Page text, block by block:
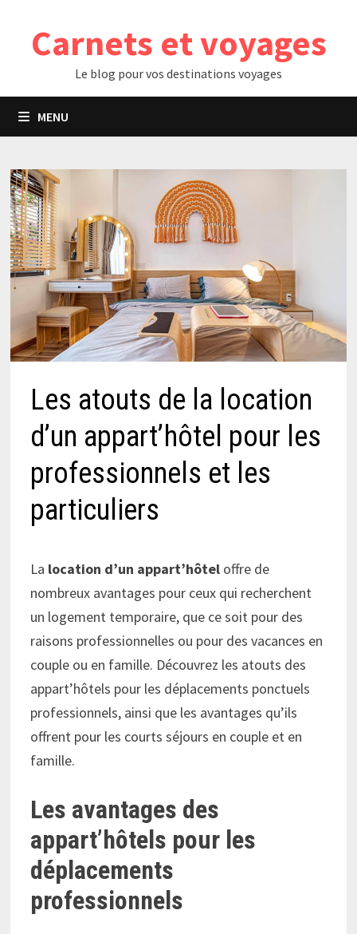
contenuCarnets et voyages
Le blog pour vos destinations voyages
MENU
Les atouts de la location
d’un appart’hôtel pour les
professionnels et les
particuliers
La location d’un appart’hôtel offre de
nombreux avantages pour ceux qui recherchent
un logement temporaire, que ce soit pour des
raisons professionnelles ou pour des vacances en
couple ou en famille. Découvrez les atouts des
appart’hôtels pour les déplacements ponctuels
professionnels, ainsi que les avantages qu’ils
offrent pour les courts séjours en couple et en
famille.
Les avantages des
appart’hôtels pour les
déplacements
professionnels